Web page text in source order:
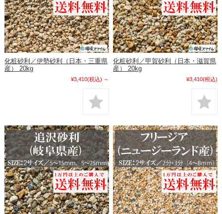
化粧砂利／伊勢砂利（日本・三重県
産） 20kg
¥3,410(税込) ～
化粧砂利／甲賀砂利（日本・滋賀県
産） 20kg
¥3,410(税込)